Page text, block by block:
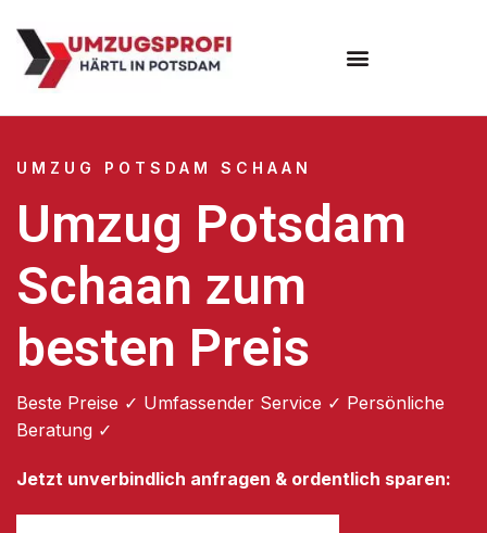
UMZUG POTSDAM SCHAAN
Umzug Potsdam
Schaan zum
besten Preis
Beste Preise ✓ Umfassender Service ✓ Persönliche
Beratung ✓
Jetzt unverbindlich anfragen & ordentlich sparen: